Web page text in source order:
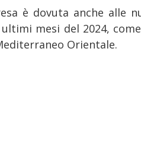
è dovuta anche alle
mesi del 2024,
Orientale.